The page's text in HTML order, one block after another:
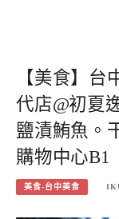
【美食】
代店@初夏
鹽漬鮪魚。
購物中心B1
美食-台中美食